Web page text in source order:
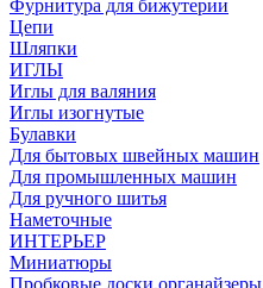
Фурнитура для бижутерии
Цепи
Шляпки
ИГЛЫ
Иглы для валяния
Иглы изогнутые
Булавки
Для бытовых швейных машин
Для промышленных машин
Для ручного шитья
Наметочные
ИНТЕРЬЕР
Миниатюры
Пробковые доски,органайзеры